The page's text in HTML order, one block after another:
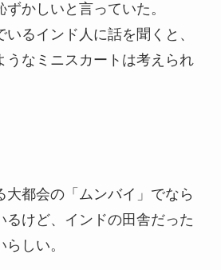
かしいと言っていた。
るインド人に話を聞くと、
うなミニスカートは考えられ
大都会の「ムンバイ」でなら
るけど、インドの田舎だった
しい。